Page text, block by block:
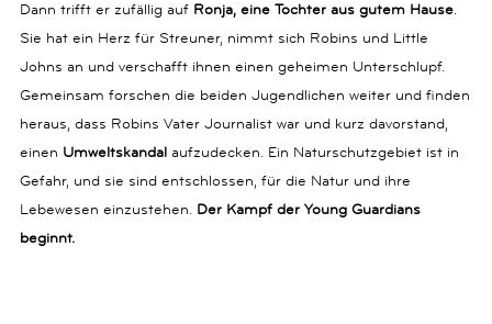
Dann trifft er zufällig auf Ronja, eine Tochter aus gutem Hause.
Sie hat ein Herz für Streuner, nimmt sich Robins und Little
Johns an und verschafft ihnen einen geheimen Unterschlupf.
Gemeinsam forschen die beiden Jugendlichen weiter und finden
heraus, dass Robins Vater Journalist war und kurz davorstand,
einen Umweltskandal aufzudecken. Ein Naturschutzgebiet ist in
Gefahr, und sie sind entschlossen, für die Natur und ihre
Lebewesen einzustehen. Der Kampf der Young Guardians
beginnt.